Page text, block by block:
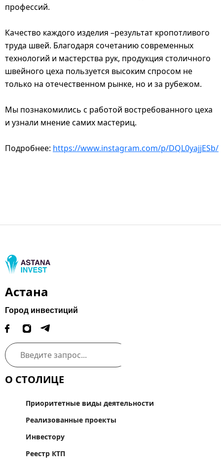
профессий.
Качество каждого изделия –результат кропотливого
труда швей. Благодаря сочетанию современных
технологий и мастерства рук, продукция столичного
швейного цеха пользуется высоким спросом не
только на отечественном рынке, но и за рубежом.
Мы познакомились с работой востребованного цеха
и узнали мнение самих мастериц.
Подробнее: https://www.instagram.com/p/DQL0yajjESb/
Астана
Город инвестиций
О СТОЛИЦЕ
Приоритетные виды деятельности
Реализованные проекты
Инвестору
Реестр КТП